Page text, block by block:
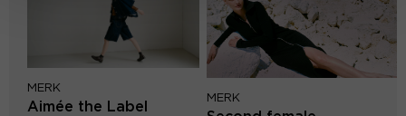
MERK
Aimée the Label
MERK